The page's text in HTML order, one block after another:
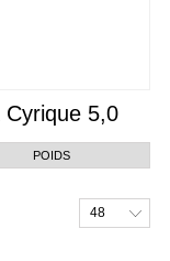
Cyrique 5,0
POIDS
48